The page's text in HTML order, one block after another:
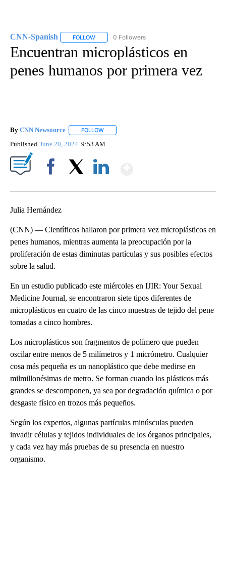
CNN-Spanish FOLLOW FOLLOW "CNN-SPANISH" TO RECEIVE
0 Followers
Encuentran microplásticos en
penes humanos por primera vez
By CNN Newsource FOLLOW
Published June 20, 2024 9:53 AM
Julia Hernández
(CNN) — Científicos hallaron por primera vez microplásticos en
penes humanos, mientras aumenta la preocupación por la
proliferación de estas diminutas partículas y sus posibles efectos
sobre la salud.
En un estudio publicado este miércoles en IJIR: Your Sexual
Medicine Journal, se encontraron siete tipos diferentes de
microplásticos en cuatro de las cinco muestras de tejido del pene
tomadas a cinco hombres.
Los microplásticos son fragmentos de polímero que pueden
oscilar entre menos de 5 milímetros y 1 micrómetro. Cualquier
cosa más pequeña es un nanoplástico que debe medirse en
milmillonésimas de metro. Se forman cuando los plásticos más
grandes se descomponen, ya sea por degradación química o por
desgaste físico en trozos más pequeños.
Según los expertos, algunas partículas minúsculas pueden
invadir células y tejidos individuales de los órganos principales,
y cada vez hay más pruebas de su presencia en nuestro
organismo.